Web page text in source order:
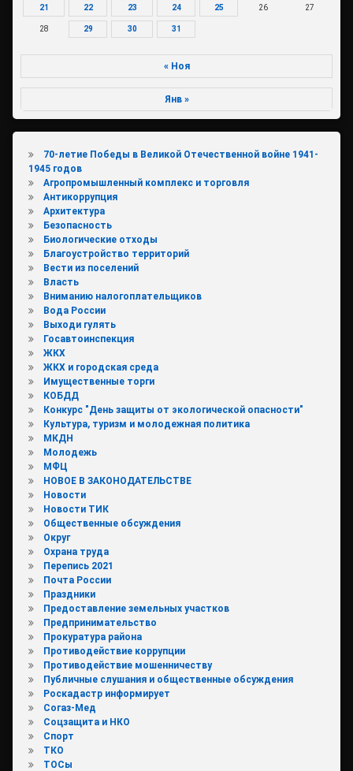
21 22 23 24 25 26 27
28 29 30 31
« Ноя
Янв »
70-летие Победы в Великой Отечественной войне 1941-
1945 годов
Агропромышленный комплекс и торговля
Антикоррупция
Архитектура
Безопасность
Биологические отходы
Благоустройство территорий
Вести из поселений
Власть
Вниманию налогоплательщиков
Вода России
Выходи гулять
Госавтоинспекция
ЖКХ
ЖКХ и городская среда
Имущественные торги
КОБДД
Конкурс "День защиты от экологической опасности"
Культура, туризм и молодежная политика
МКДН
Молодежь
МФЦ
НОВОЕ В ЗАКОНОДАТЕЛЬСТВЕ
Новости
Новости ТИК
Общественные обсуждения
Округ
Охрана труда
Перепись 2021
Почта России
Праздники
Предоставление земельных участков
Предпринимательство
Прокуратура района
Противодействие коррупции
Противодействие мошенничеству
Публичные слушания и общественные обсуждения
Роскадастр информирует
Согаз-Мед
Соцзащита и НКО
Спорт
ТКО
ТОСы